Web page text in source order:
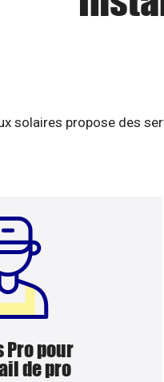
solaires propose des
Pro pour
de pro